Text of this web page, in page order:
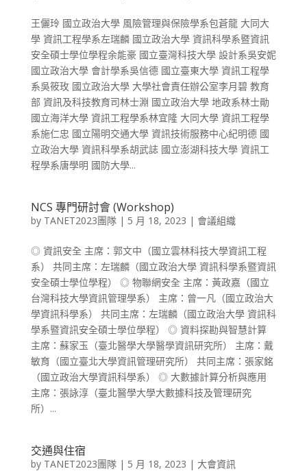
王儷玲 國立政治大學 風險管理與保險學系包蒼龍 大同大
學 資訊工程學系左瑞麟 國立政治大學 資訊科學系暨資訊
安全碩士學位學程余能豪 國立臺灣科技大學 設計系吳安妮
國立政治大學 會計學系吳信德 國立臺東大學 資訊工程學
系吳筱玫 國立政治大學 大學社會責任辦公室李月碧 教育
部 資訊及科技教育司林士淵 國立政治大學 地政系林士勛
國立海洋大學 資訊工程學系林宜隆 大同大學 資訊工程學
系施仁忠 國立陽明交通大學 資訊技術服務中心紀明德 國
立政治大學 資訊科學系胡武誌 國立澎湖科技大學 資訊工
程學系唐學明 國防大學...
NCS 專門研討會 (Workshop)
by TANET2023團隊| 5 月 18, 2023 | 會議組織
◎ 資訊安全 主席：郭文中（國立雲林科技大學資訊工程
系） 共同主席：左瑞麟（國立政治大學 資訊科學系暨資訊
安全碩士學位學程） ◎ 物聯網安全 主席：黃政嘉（國立
台灣科技大學資訊管理學系） 主席：曾一凡（國立政治大
學資訊科學系） 共同主席：左瑞麟（國立政治大學 資訊科
學系暨資訊安全碩士學位學程） ◎ 資料探勘與智慧計算
主席：蘇家玉（臺北醫學大學醫學資訊研究所） 主席：戴
敏育（國立臺北大學資訊管理研究所） 共同主席：張家銘
（國立政治大學資訊科學系） ◎ 大數據計算分析與應用
主席：張詠淳（臺北醫學大學大數據科技及管理研究
所）...
交通與住宿
by TANET2023團隊| 5 月 18, 2023 | 大會資訊